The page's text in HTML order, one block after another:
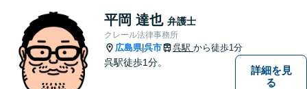
平岡 達也 弁護士
クレール法律事務所
広島県|呉市 呉駅 から徒歩1分
呉駅徒歩1分。
詳細を見
る